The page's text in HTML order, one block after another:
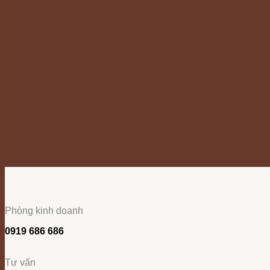
Phòng kinh doanh
0919 686 686
Tư vấn